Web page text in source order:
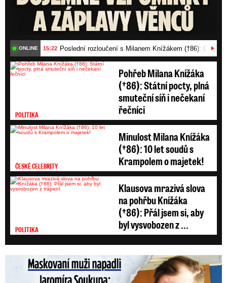
ONLINE 15:22 Poslední rozloučení s Milanem Knížákem (†86):
POLITIKA
Pohřeb Milana Knížáka
(†86): Státní pocty, plná
smuteční síň i nečekaní
řečníci
ČESKÉ CELEBRITY
Minulost Milana Knížáka
(†86): 10 let soudů s
Krampolem o majetek!
POLITIKA
Klausova mrazivá slova
na pohřbu Knížáka
(†86): Přál jsem si, aby
byl vysvobozen z ...
Maskovaní muži napadli Jaromíra Soukupa: Krvavá nakládačka